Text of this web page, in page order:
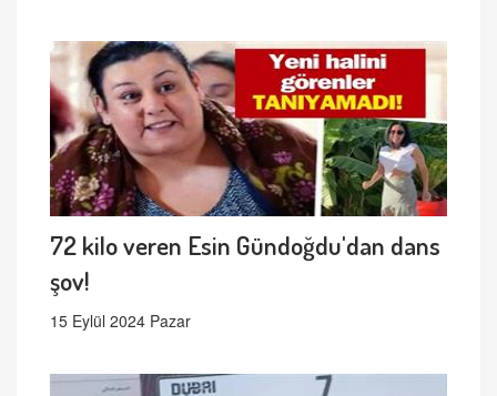
72 kilo veren Esin Gündoğdu'dan dans
şov!
15 Eylül 2024 Pazar